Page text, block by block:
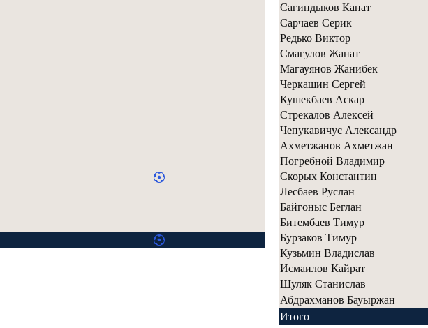
Сагиндыков Канат
Сарчаев Серик
Редько Виктор
Смагулов Жанат
Магауянов Жанибек
Черкашин Сергей
Кушекбаев Аскар
Стрекалов Алексей
Чепукавичус Александр
Ахметжанов Ахметжан
Погребной Владимир
Скорых Константин
Лесбаев Руслан
Байгоныс Беглан
Битембаев Тимур
Бурзаков Тимур
Кузьмин Владислав
Исмаилов Кайрат
Шуляк Станислав
Абдрахманов Бауыржан
Итого